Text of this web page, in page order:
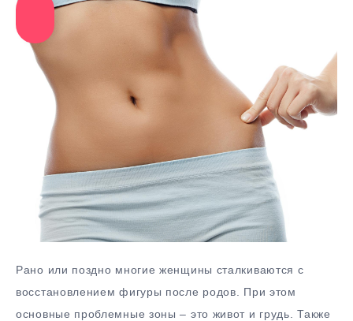
Рано или поздно многие женщины сталкиваются с
восстановлением фигуры после родов. При этом
основные проблемные зоны – это живот и грудь. Также